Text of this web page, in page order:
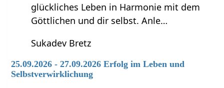
glückliches Leben in Harmonie mit dem
Göttlichen und dir selbst. Anle…
Sukadev Bretz
25.09.2026 - 27.09.2026 Erfolg im Leben und
Selbstverwirklichung